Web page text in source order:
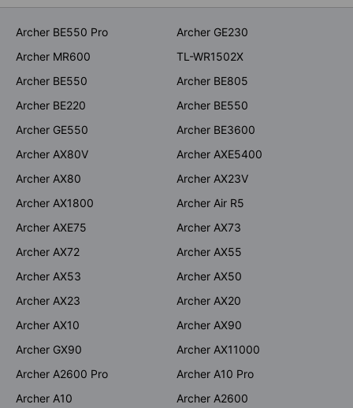
サービスプロバイダー
Archer BE550 Pro
Archer GE230
Archer MR600
TL-WR1502X
Archer BE550
Archer BE805
Archer BE220
Archer BE550
Archer GE550
Archer BE3600
Archer AX80V
Archer AXE5400
Archer AX80
Archer AX23V
Archer AX1800
Archer Air R5
Archer AXE75
Archer AX73
Archer AX72
Archer AX55
Archer AX53
Archer AX50
Archer AX23
Archer AX20
Archer AX10
Archer AX90
Archer GX90
Archer AX11000
Archer A2600 Pro
Archer A10 Pro
Archer A10
Archer A2600